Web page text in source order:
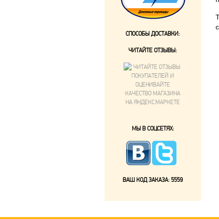
СПОСОБЫ ДОСТАВКИ:
ЧИТАЙТЕ ОТЗЫВЫ:
МЫ В СОЦСЕТЯХ:
ВАШ КОД ЗАКАЗА: 5559